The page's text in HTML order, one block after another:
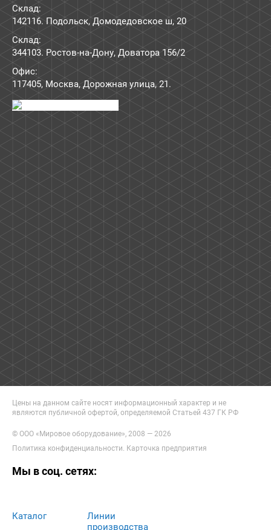
Склад:
142116. Подольск, Домодедовское ш, 20
Склад:
344103. Ростов-на-Дону, Доватора 156/2
Офис:
117405, Москва, Дорожная улица, 21.
Цены на данном сайте носят информационный характер и не
являются публичной офертой, определяемой Статьей 437 ГК РФ
© ООО «Мировое оборудование», 2008 — 2026
Политика конфиденциальности Карточка предприятия
Мы в соц. сетях:
Каталог
Линии
производства